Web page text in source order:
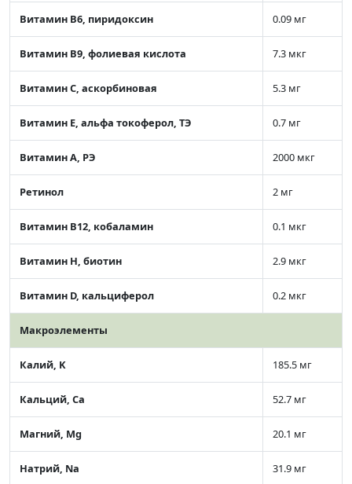
Витамин В6, пиридоксин 0.09 мг
Витамин В9, фолиевая кислота 7.3 мкг
Витамин C, аскорбиновая 5.3 мг
Витамин Е, альфа токоферол, ТЭ 0.7 мг
Витамин А, РЭ 2000 мкг
Ретинол 2 мг
Витамин В12, кобаламин 0.1 мкг
Витамин Н, биотин 2.9 мкг
Витамин D, кальциферол 0.2 мкг
Макроэлементы
Калий, K 185.5 мг
Кальций, Ca 52.7 мг
Магний, Mg 20.1 мг
Натрий, Na 31.9 мг